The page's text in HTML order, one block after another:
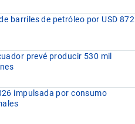
barriles de petróleo por USD 872
prevé producir 530 mil
impulsada por consumo